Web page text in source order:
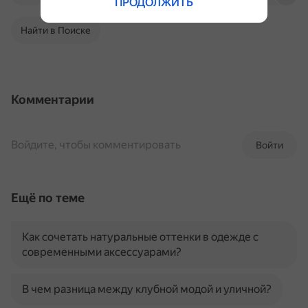
Найти в Поиске
Комментарии
Войти
Войдите, чтобы комментировать
Ещё по теме
Как сочетать натуральные оттенки в одежде с
современными аксессуарами?
В чем разница между клубной модой и уличной?